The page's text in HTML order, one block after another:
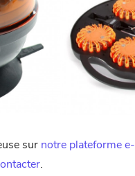
sur notre plateforme
.